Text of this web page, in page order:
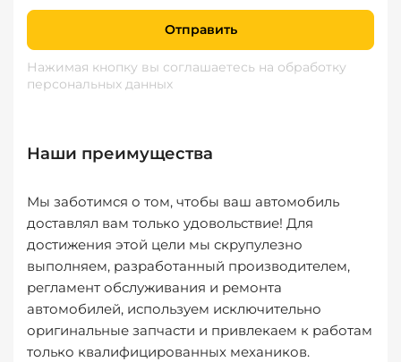
Отправить
Нажимая кнопку вы соглашаетесь на обработку
персональных данных
Наши преимущества
Мы заботимся о том, чтобы ваш автомобиль
доставлял вам только удовольствие! Для
достижения этой цели мы скрупулезно
выполняем, разработанный производителем,
регламент обслуживания и ремонта
автомобилей, используем исключительно
оригинальные запчасти и привлекаем к работам
только квалифицированных механиков.